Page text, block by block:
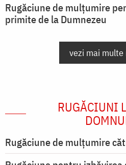
Rugăciune de mulțumire
primite de la Dumnezeu
vezi mai multe
RUGĂCIUNI
Rugăciune de mulţumire